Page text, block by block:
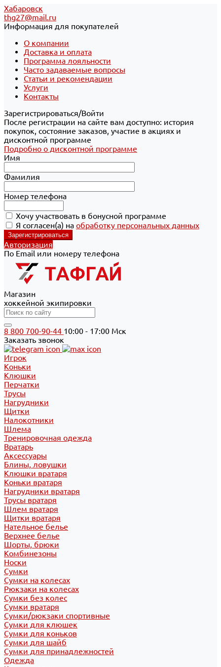
Хабаровск
thg27@mail.ru
Информация для покупателей
О компании
Доставка и оплата
Программа лояльности
Часто задаваемые вопросы
Статьи и рекомендации
Услуги
Контакты
Зарегистрироваться/Войти
После регистрации на сайте вам доступно: история
покупок, состояние заказов, участие в акциях и
дисконтной программе
Подробно о дисконтной программе
Имя
Фамилия
Номер телефона
Хочу участвовать в бонусной программе
Я согласен(а) на обработку персональных данных
Авторизация
По Email или номеру телефона
Магазин
хоккейной экипировки
8 800 700-90-44 10:00 - 17:00 Мск
Заказать звонок
Игрок
Коньки
Клюшки
Перчатки
Трусы
Нагрудники
Щитки
Налокотники
Шлема
Тренировочная одежда
Вратарь
Аксессуары
Блины, ловушки
Клюшки вратаря
Коньки вратаря
Нагрудники вратаря
Трусы вратаря
Шлем вратаря
Щитки вратаря
Нательное белье
Верхнее белье
Шорты, брюки
Комбинезоны
Носки
Сумки
Сумки на колесах
Рюкзаки на колесах
Сумки без колес
Сумки вратаря
Сумки/рюкзаки спортивные
Сумки для клюшек
Сумки для коньков
Сумки для шайб
Сумки для принадлежностей
Одежда